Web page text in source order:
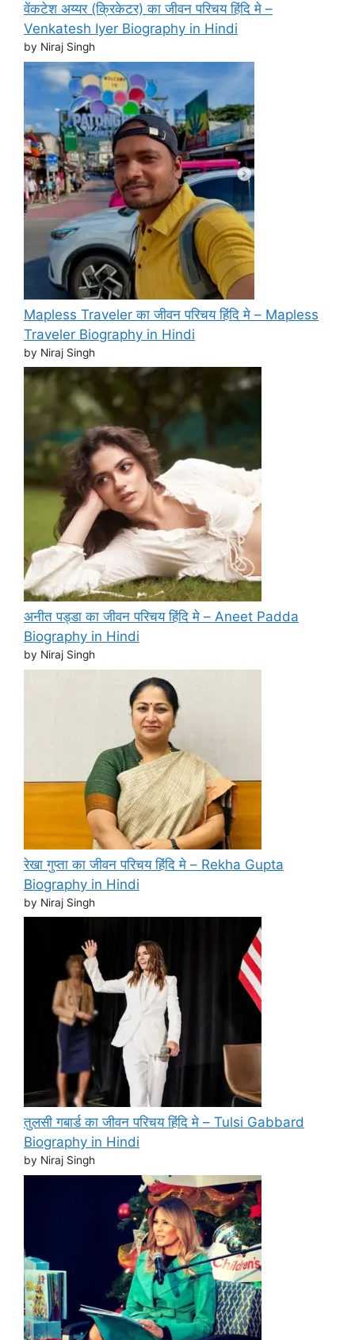
वेंकटेश अय्यर (क्रिकेटर) का जीवन परिचय हिंदि मे –
Venkatesh Iyer Biography in Hindi
by Niraj Singh
Mapless Traveler का जीवन परिचय हिंदि मे – Mapless
Traveler Biography in Hindi
by Niraj Singh
अनीत पड्डा का जीवन परिचय हिंदि मे – Aneet Padda
Biography in Hindi
by Niraj Singh
रेखा गुप्ता का जीवन परिचय हिंदि मे – Rekha Gupta
Biography in Hindi
by Niraj Singh
तुलसी गबार्ड का जीवन परिचय हिंदि मे – Tulsi Gabbard
Biography in Hindi
by Niraj Singh